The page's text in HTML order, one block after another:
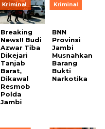
Kriminal
Breaking
News!! Budi
Azwar Tiba
Dikejari
Tanjab
Barat,
Dikawal
Resmob
Polda
Jambi
Kriminal
BNN
Provinsi
Jambi
Musnahkan
Barang
Bukti
Narkotika